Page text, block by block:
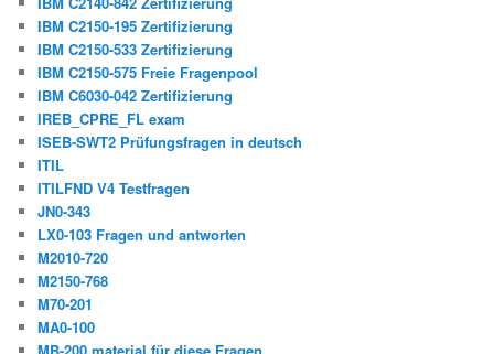
IBM C2150-195 Zertifizierung
IBM C2150-533 Zertifizierung
IBM C2150-575 Freie Fragenpool
IBM C6030-042 Zertifizierung
IREB_CPRE_FL exam
ISEB-SWT2 Prüfungsfragen in deutsch
ITIL
ITILFND V4 Testfragen
JN0-343
LX0-103 Fragen und antworten
M2010-720
M2150-768
M70-201
MA0-100
MB-200 material für diese Fragen